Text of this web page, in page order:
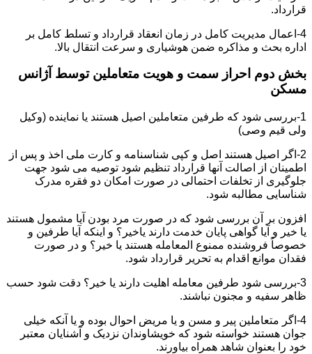
قرارداد.
4-اعمال مدیریت کامل در زمان انعقاد قرارداد و تسلط کامل بر
اداره بحث و مذاکره ضمن هوشیاری و سرعت انتقال بالا.
بخش دوم احراز سمت و هویت متعاملین توسط آژانس
مسکن
1-بررسی شود که طرفین متعاملین اصیل هستند یا نماینده (وکیل
ولی قیم وصی)
2-اگر اصیل هستند اصل و کپی شناسنامه و کارت ملی اخذ و پس از
اطمینان از اصالت آنها قرارداد تنظیم شود توصیه می شود جهت
جلوگیری از تخلفات احتمالی در صورت امکان دو فقره مدرک
شناسایی مطالبه شود.
افزون بر آن بررسی شود که در صورت مرد بودن آیا مشمول هستند
یا خیر و آیا گواهی پایان خدمت دارند یاخیر؟ و اینکه آیا طرفین و
خصوصاً فروشنده ممنوع المعامله هستند یا خیر؟ و در صورت
فقدان موانع اقدام به تحریر قرارداد شود.
3-بررسی شود طرفین معامله اهلیت دارند یا خیر؟ دقت شود حسب
ظاهر سفیه و مجنون نباشند.
4-اگر متعاملین پیر و مسن و یا مریض احوال بوده و یا آنکه خیلی
جوان هستند خواسته شود که خویشاوندان نزدیک و آشنایان معتبر
خود را بعنوان شاهد همراه بیاورند.